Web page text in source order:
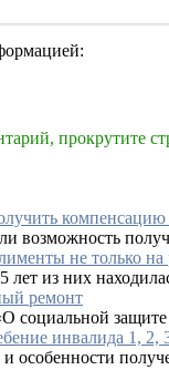
прокрутите
компенсацию
возможность
не только на
из них
ремонт
социальной
инвалида 1,